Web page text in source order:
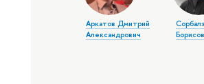
Аркатов Дмитрий
Александрович